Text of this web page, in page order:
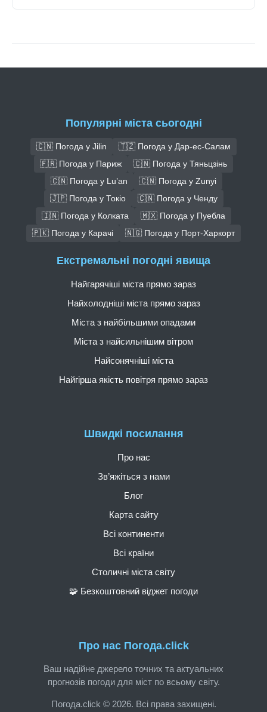
Популярні міста сьогодні
🇨🇳 Погода у Jilin
🇹🇿 Погода у Дар-ес-Салам
🇫🇷 Погода у Париж
🇨🇳 Погода у Тяньцзінь
🇨🇳 Погода у Lu’an
🇨🇳 Погода у Zunyi
🇯🇵 Погода у Токіо
🇨🇳 Погода у Ченду
🇮🇳 Погода у Колката
🇲🇽 Погода у Пуебла
🇵🇰 Погода у Карачі
🇳🇬 Погода у Порт-Харкорт
Про нас Погода.click
Ваш надійне джерело точних та актуальних
прогнозів погоди для міст по всьому світу.
Погода.click © 2026. Всі права захищені.
Швидкі посилання
Про нас
Зв’яжіться з нами
Блог
Карта сайту
Всі континенти
Всі країни
Столичні міста світу
🧩 Безкоштовний віджет погоди
Екстремальні погодні явища
Найгарячіші міста прямо зараз
Найхолодніші міста прямо зараз
Міста з найбільшими опадами
Міста з найсильнішим вітром
Найсонячніші міста
Найгірша якість повітря прямо зараз